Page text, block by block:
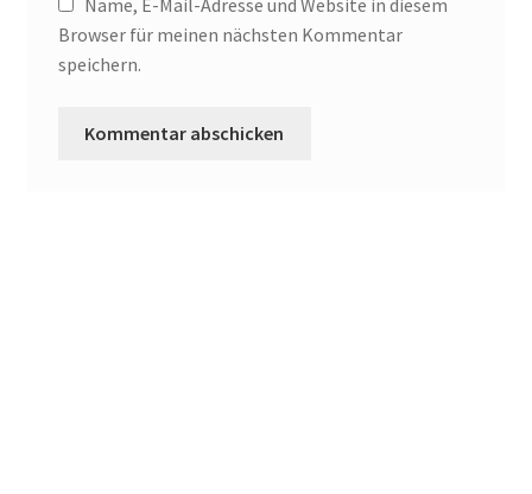
Name, E-Mail-Adresse und Website in diesem
Browser für meinen nächsten Kommentar
speichern.